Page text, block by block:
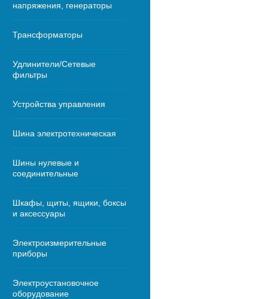
напряжения, генераторы
Трансформаторы
Удлинители/Сетевые
фильтры
Устройства управления
Шина электротехническая
Шины нулевые и
соединительные
Шкафы, щиты, ящики, боксы
и аксессуары
Электроизмерительные
приборы
Электроустановочное
оборудование